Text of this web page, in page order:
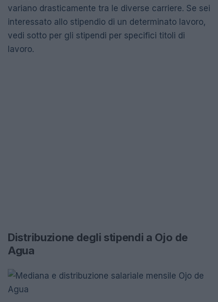
variano drasticamente tra le diverse carriere. Se sei
interessato allo stipendio di un determinato lavoro,
vedi sotto per gli stipendi per specifici titoli di
lavoro.
Distribuzione degli stipendi a Ojo de
Agua